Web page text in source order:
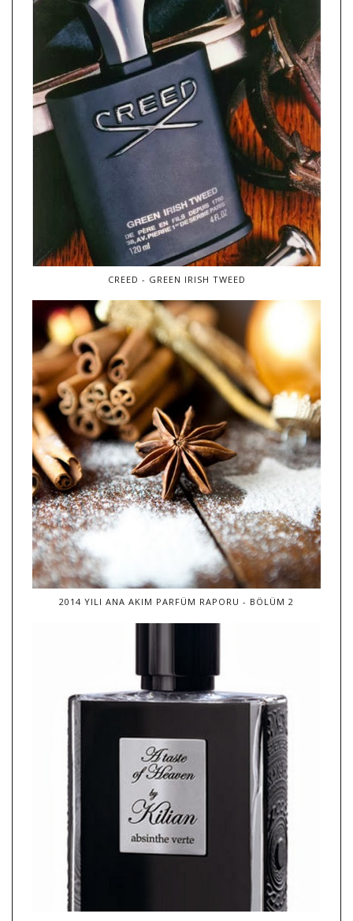
CREED - GREEN IRISH TWEED
2014 YILI ANA AKIM PARFÜM RAPORU - BÖLÜM 2